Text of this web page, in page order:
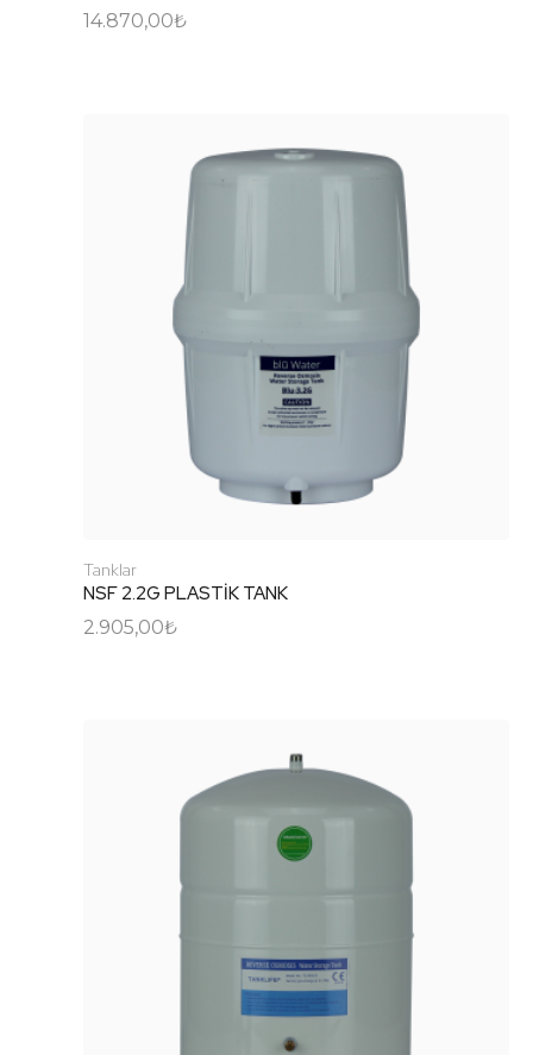
14.870,00₺
Tanklar
NSF 2.2G PLASTİK TANK
2.905,00₺